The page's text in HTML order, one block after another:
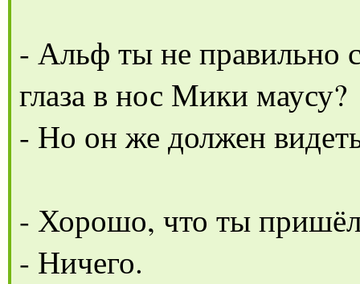
- Альф ты не правильно
глаза в нос Мики маусу?
- Но он же должен
- Хорошо, что ты
- Ничего.